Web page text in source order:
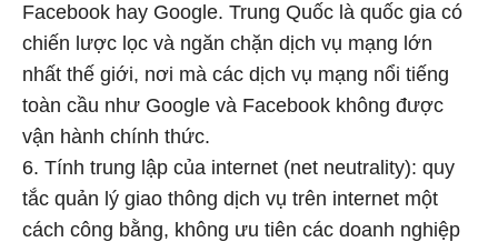
Facebook hay Google. Trung Quốc là quốc gia có
chiến lược lọc và ngăn chặn dịch vụ mạng lớn
nhất thế giới, nơi mà các dịch vụ mạng nổi tiếng
toàn cầu như Google và Facebook không được
vận hành chính thức.
6. Tính trung lập của internet (net neutrality): quy
tắc quản lý giao thông dịch vụ trên internet một
cách công bằng, không ưu tiên các doanh nghiệp